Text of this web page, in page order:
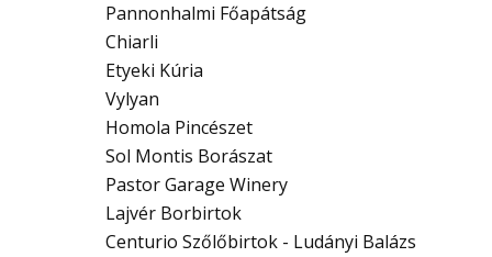
Pannonhalmi Főapátság
Chiarli
Etyeki Kúria
Vylyan
Homola Pincészet
Sol Montis Borászat
Pastor Garage Winery
Lajvér Borbirtok
Centurio Szőlőbirtok - Ludányi Balázs